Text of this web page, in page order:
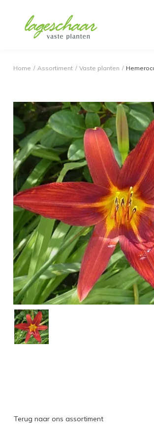
Home / Assortiment / Vaste planten /
Terug naar ons assortiment